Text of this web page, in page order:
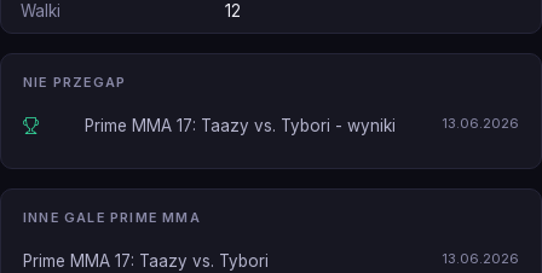
Walki 12
NIE PRZEGAP
Prime MMA 17: Taazy vs. Tybori - wyniki 13.06.2026
INNE GALE PRIME MMA
Prime MMA 17: Taazy vs. Tybori 13.06.2026